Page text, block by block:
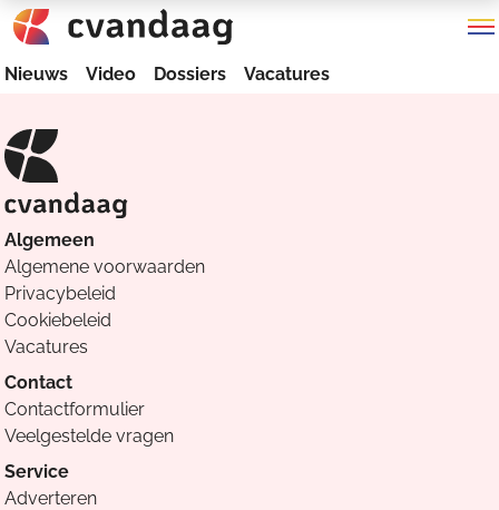
Nieuws Video Dossiers Vacatures
Algemeen
Algemene voorwaarden
Privacybeleid
Cookiebeleid
Vacatures
Contact
Contactformulier
Veelgestelde vragen
Service
Adverteren